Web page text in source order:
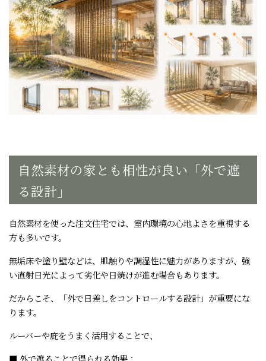
自然素材の家とも相性が良い「外で遮
る設計」
自然素材を使った注文住宅では、室内環境の心地よさを重視する
方も多いです。
無垢床や塗り壁などは、肌触りや調湿性に魅力がありますが、強
い直射日光によって劣化や日焼けが進む場合もあります。
だからこそ、「外で日差しをコントロールする設計」が重要にな
ります。
ルーバーや庇をうまく活用することで、
■ 外で遮ることで得られる効果：